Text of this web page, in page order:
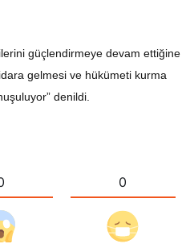
güçlendirmeye devam ettiğine
gelmesi ve hükümeti kurma
denildi.
0